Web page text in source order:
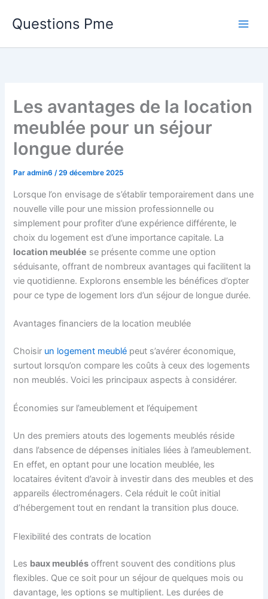
Questions Pme
Les avantages de la location
meublée pour un séjour
longue durée
Paradmin6/29 décembre 2025
Lorsque l’on envisage de s’établir temporairement dans une
nouvelle ville pour une mission professionnelle ou
simplement pour profiter d’une expérience différente, le
choix du logement est d’une importance capitale. La
location meublée se présente comme une option
séduisante, offrant de nombreux avantages qui facilitent la
vie quotidienne. Explorons ensemble les bénéfices d’opter
pour ce type de logement lors d’un séjour de longue durée.
Avantages financiers de la location meublée
Choisir un logement meublé peut s’avérer économique,
surtout lorsqu’on compare les coûts à ceux des logements
non meublés. Voici les principaux aspects à considérer.
Économies sur l’ameublement et l’équipement
Un des premiers atouts des logements meublés réside
dans l’absence de dépenses initiales liées à l’ameublement.
En effet, en optant pour une location meublée, les
locataires évitent d’avoir à investir dans des meubles et des
appareils électroménagers. Cela réduit le coût initial
d’hébergement tout en rendant la transition plus douce.
Flexibilité des contrats de location
Les baux meublés offrent souvent des conditions plus
flexibles. Que ce soit pour un séjour de quelques mois ou
davantage, les options se multiplient. Les durées de